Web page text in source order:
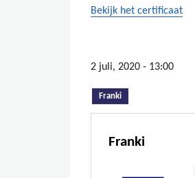
Bekijk het certificaat
2 juli, 2020 - 13:00
Franki
Franki